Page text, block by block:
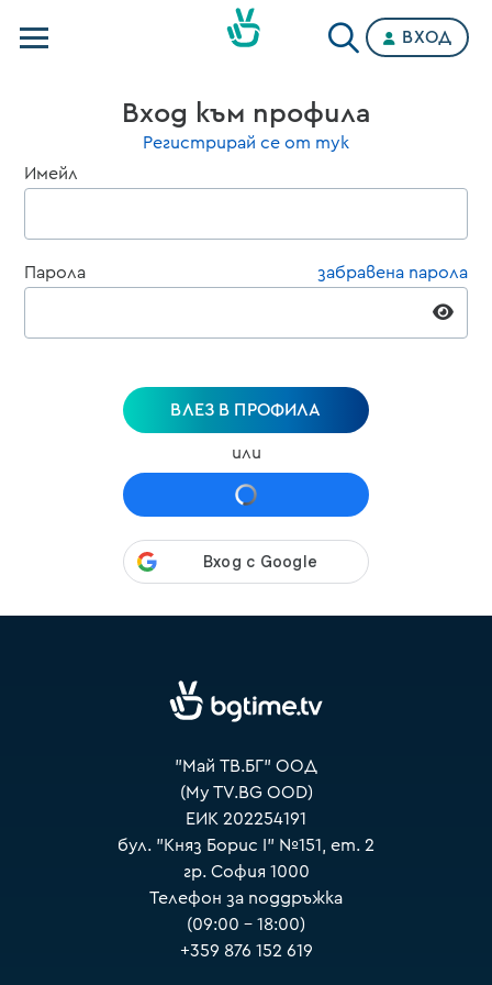
Категории
ВХОД
Вход към профила
Регистрирай се от тук
Имейл
Парола забравена парола
ВЛЕЗ В ПРОФИЛА
или
"Май ТВ.БГ" ООД
(My TV.BG OOD)
ЕИК 202254191
бул. "Княз Борис I" №151, ет. 2
гр. София 1000
Телефон за поддръжка
(09:00 – 18:00)
+359 876 152 619